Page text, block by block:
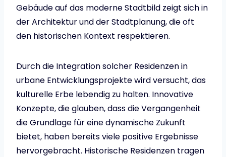
Gebäude auf das moderne Stadtbild zeigt sich in
der Architektur und der Stadtplanung, die oft
den historischen Kontext respektieren.
Durch die Integration solcher Residenzen in
urbane Entwicklungsprojekte wird versucht, das
kulturelle Erbe lebendig zu halten. Innovative
Konzepte, die glauben, dass die Vergangenheit
die Grundlage für eine dynamische Zukunft
bietet, haben bereits viele positive Ergebnisse
hervorgebracht. Historische Residenzen tragen